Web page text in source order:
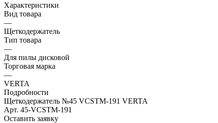
Характеристики
Вид товара
—
Щеткодержатель
Тип товара
—
Для пилы дисковой
Торговая марка
—
VERTA
Подробности
Щеткодержатель №45 VCSTM-191 VERTA
Арт. 45-VCSTM-191
Оставить заявку